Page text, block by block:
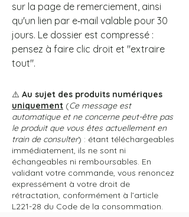
sur la page de remerciement, ainsi
qu'un lien par e‑mail valable pour 30
jours. Le dossier est compressé :
pensez à faire clic droit et "extraire
tout".
⚠️ Au sujet des produits numériques
uniquement (Ce message est
automatique et ne concerne peut-être pas
le produit que vous êtes actuellement en
train de consulter) : étant téléchargeables
immédiatement, ils ne sont ni
échangeables ni remboursables. En
validant votre commande, vous renoncez
expressément à votre droit de
rétractation, conformément à l’article
L221-28 du Code de la consommation.